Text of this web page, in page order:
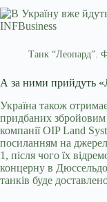
Танк “Леопард”.
А за ними прийдуть
Україна також
придбаних збройовим
компанії OIP Land
посиланням на
1, після чого їх
концерну в
танків буде